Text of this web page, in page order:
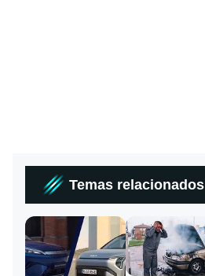
Temas relacionados